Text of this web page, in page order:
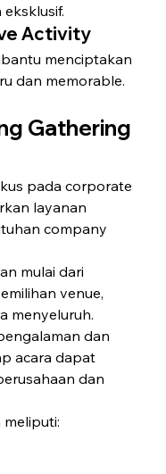
Activity
menciptakan
dan memorable.
Gathering
pada corporate
layanan
company
mulai dari
venue,
menyeluruh.
dan
acara dapat
dan